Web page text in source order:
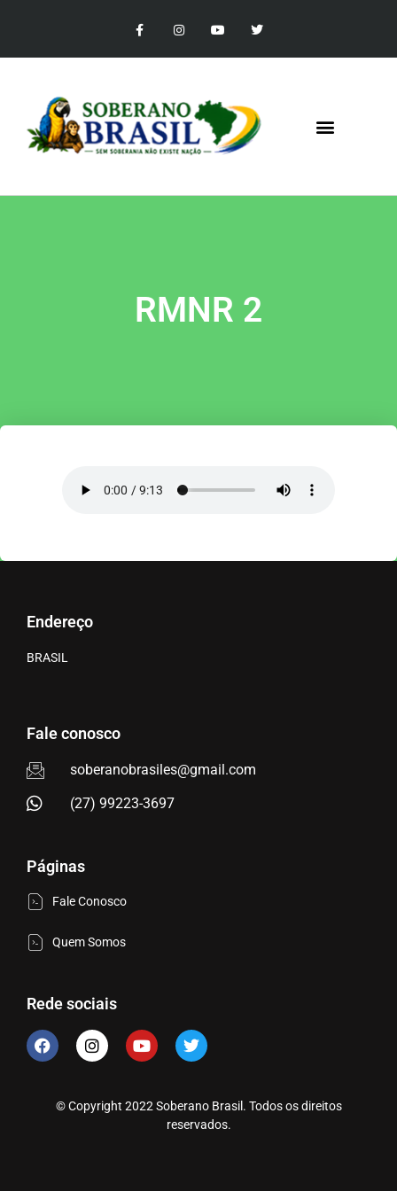
RMNR 2
Endereço
BRASIL
Fale conosco
soberanobrasiles@gmail.com
(27) 99223-3697
Páginas
Fale Conosco
Quem Somos
Rede sociais
© Copyright 2022 Soberano Brasil. Todos os direitos
reservados.